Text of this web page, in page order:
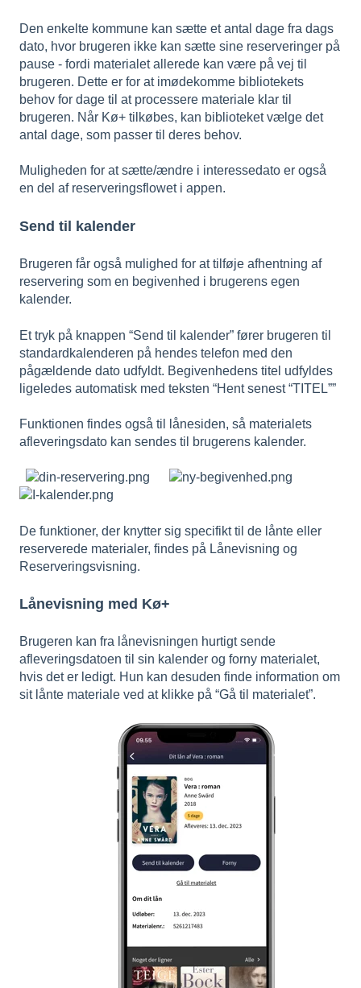
Den enkelte kommune kan sætte et antal dage fra dags
dato, hvor brugeren ikke kan sætte sine reserveringer på
pause - fordi materialet allerede kan være på vej til
brugeren. Dette er for at imødekomme bibliotekets
behov for dage til at processere materiale klar til
brugeren. Når Kø+ tilkøbes, kan biblioteket vælge det
antal dage, som passer til deres behov.
Muligheden for at sætte/ændre i interessedato er også
en del af reserveringsflowet i appen.
Send til kalender
Brugeren får også mulighed for at tilføje afhentning af
reservering som en begivenhed i brugerens egen
kalender.
Et tryk på knappen “Send til kalender” fører brugeren til
standardkalenderen på hendes telefon med den
pågældende dato udfyldt. Begivenhedens titel udfyldes
ligeledes automatisk med teksten “Hent senest “TITEL””
Funktionen findes også til lånesiden, så materialets
afleveringsdato kan sendes til brugerens kalender.
De funktioner, der knytter sig specifikt til de lånte eller
reserverede materialer, findes på Lånevisning og
Reserveringsvisning.
Lånevisning med Kø+
Brugeren kan fra lånevisningen hurtigt sende
afleveringsdatoen til sin kalender og forny materialet,
hvis det er ledigt. Hun kan desuden finde information om
sit lånte materiale ved at klikke på “Gå til materialet”.